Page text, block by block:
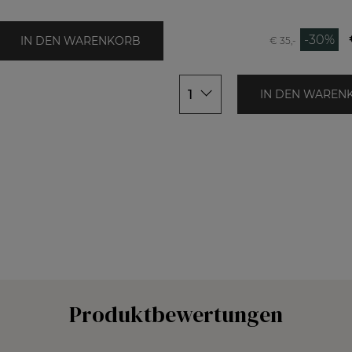
IN DEN WARENKORB € 35,- -30%
1 IN DEN
Produktbewertungen